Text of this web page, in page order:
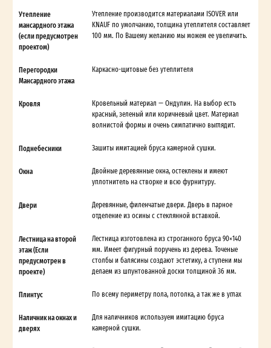
Утепление
мансардного этажа
(если предусмотрен
проектом)
Утепление производится материалами ISOVER или
KNAUF по умолчанию, толщина утеплителя составляет
100 мм. По Вашему желанию мы можем ее увеличить.
Перегородки
Мансардного этажа
Каркасно-щитовые без утеплителя
Кровля
Кровельный материал — Ондулин. На выбор есть
красный, зеленый или коричневый цвет. Материал
волнистой формы и очень симпатично выглядит.
Поднебесники Зашиты имитацией бруса камерной сушки.
Окна
Двойные деревянные окна, остеклены и имеют
уплотнитель на створке и всю фурнитуру.
Двери
Деревянные, филенчатые двери. Дверь в парное
отделение из осины с стеклянной вставкой.
Лестница на второй
этаж (Если
предусмотрен в
проекте)
Лестница изготовлена из строганного бруса 90×140
мм. Имеет фигурный поручень из дерева. Точеные
столбы и балясины создают эстетику, а ступени мы
делаем из шпунтованной доски толщиной 36 мм.
Плинтус По всему периметру пола, потолка, а так же в углах
Наличник на окнах и
дверях
Для наличников используем имитацию бруса
камерной сушки.